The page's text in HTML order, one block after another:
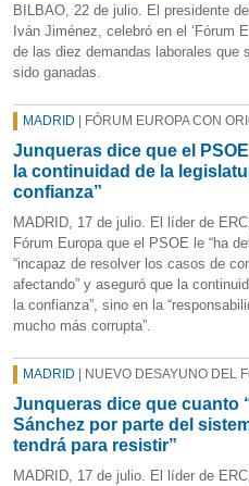
BILBAO, 22 de julio. El presidente
Iván Jiménez, celebró en el ‘Fórum
de las diez demandas laborales que
sido ganadas.
MADRID | FÓRUM EUROPA CON
Junqueras dice que el
la continuidad de la
confianza”
MADRID, 17 de julio. El líder de
Fórum Europa que el PSOE le “ha
“incapaz de resolver los casos de
afectando” y aseguró que la
la confianza”, sino en la
mucho más corrupta”.
MADRID | NUEVO DESAYUNO DEL
Junqueras dice que cuanto
Sánchez por parte del
tendrá para resistir”
MADRID, 17 de julio. El líder de